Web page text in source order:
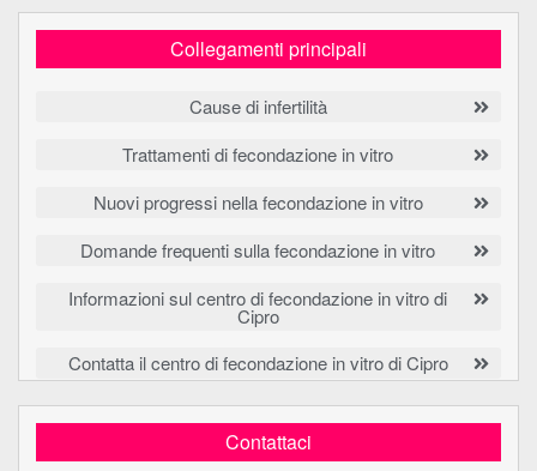
Collegamenti principali
Cause di infertilità
Trattamenti di fecondazione in vitro
Nuovi progressi nella fecondazione in vitro
Domande frequenti sulla fecondazione in vitro
Informazioni sul centro di fecondazione in vitro di
Cipro
Contatta il centro di fecondazione in vitro di Cipro
Contattaci